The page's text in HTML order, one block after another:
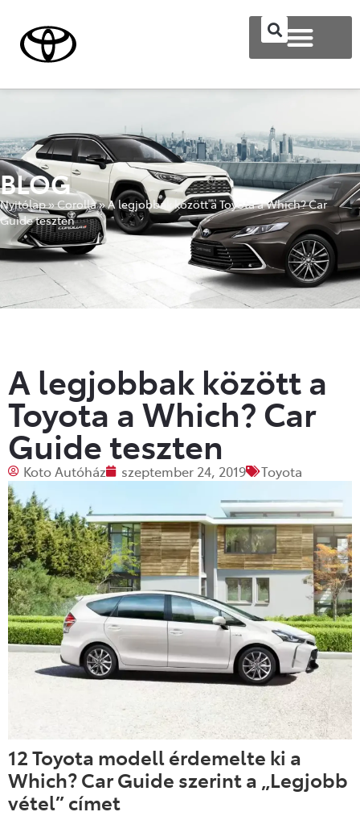
BLOG
Nyitólap»Corolla»A legjobbak között a Toyota a Which? Car
Guide teszten
A legjobbak között a
Toyota a Which? Car
Guide teszten
Koto Autóház szeptember 24, 2019 Toyota
12 Toyota modell érdemelte ki a
Which? Car Guide szerint a „Legjobb
vétel” címet